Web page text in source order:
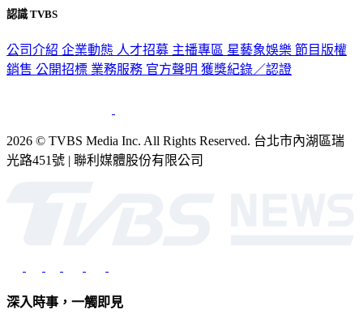
認識 TVBS
公司介紹 企業動態 人才招募 主播專區 星藝象娛樂 節目版權
銷售 公開招標 業務服務 官方聲明 獲獎紀錄／認證
2026 © TVBS Media Inc. All Rights Reserved. 台北市內湖區瑞
光路451號 | 聯利媒體股份有限公司
深入時事，一觸即見